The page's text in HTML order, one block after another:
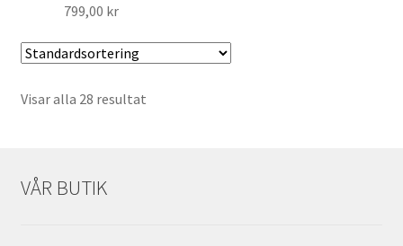
799,00 kr
Visar alla 28 resultat
VÅR BUTIK